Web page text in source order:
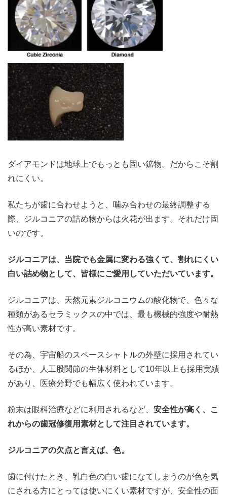
ダイアモンドは地球上でもっとも固い鉱物。だからこそ割
れにくい。
私たちが歯に合わせようと、噛み合わせの最終調整する
際、ジルコニアの詰め物からは火花が出ます。それだけ固
いのです。
ジルコニアは、当院でも金属に変わる強くて、割れにくい
白い詰め物として、皆様にご愛用していただいています。
ジルコニアは、天然元素ジルコニウムの酸化物で、色々な
種類があるセラミックスの中では、最も機械的強度や耐熱
性が高い素材です。
その為、宇宙船のスペースシャトルの外壁に採用されてい
るほか、人工股関節の生体材料として10年以上も採用実績
があり、医療分野でも幅広く使われています。
粉末は眼科治療などに利用されるなど、 安全性が高く、こ
れからの歯冠修復用素材として注目されています。
ジルコニアの欠点と言えば、色。
歯に付けたとき、乳白色の白い歯になてしまうのが色を気
にされる方にとっては使いにくい素材ですが、安全性の面